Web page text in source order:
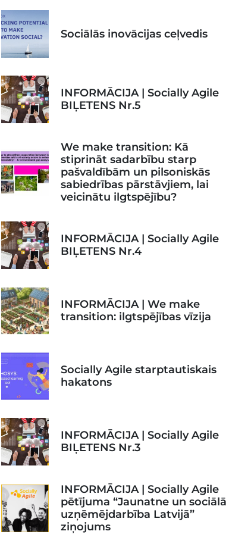
Sociālās inovācijas ceļvedis
INFORMĀCIJA | Socially Agile
BIĻETENS Nr.5
We make transition: Kā
stiprināt sadarbību starp
pašvaldībām un pilsoniskās
sabiedrības pārstāvjiem, lai
veicinātu ilgtspējību?
INFORMĀCIJA | Socially Agile
BIĻETENS Nr.4
INFORMĀCIJA | We make
transition: ilgtspējības vīzija
Socially Agile starptautiskais
hakatons
INFORMĀCIJA | Socially Agile
BIĻETENS Nr.3
INFORMĀCIJA | Socially Agile
pētījuma “Jaunatne un sociālā
uzņēmējdarbība Latvijā”
ziņojums